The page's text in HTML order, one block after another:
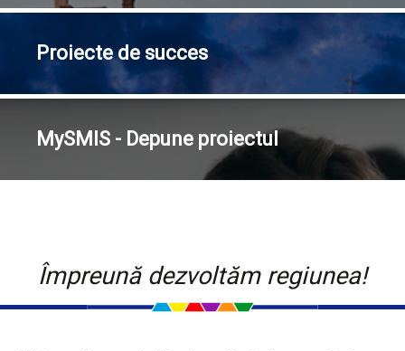
Proiectede succes
MySMIS - Depune proiectul
Împreună dezvoltăm regiunea!